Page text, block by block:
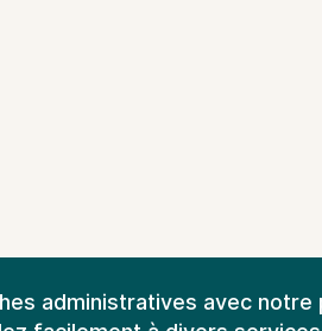
administratives avec notre